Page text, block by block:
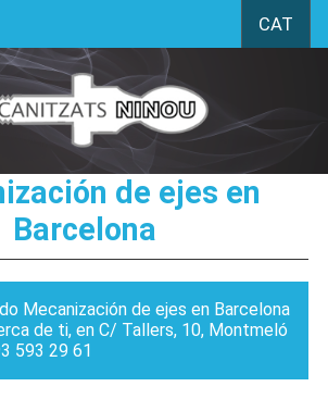
CAT
de ejes en
Barcelona
Mecanización de ejes en Barcelona
de ti, en C/ Tallers, 10, Montmeló
593 29 61